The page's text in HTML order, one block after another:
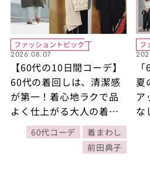
ファッショントピック
2026.08.07
【60代の10日間コーデ】
60代の着回しは、清潔感
が第一！着心地ラクで品
よく仕上がる大人の着こ
なし10選
60代コーデ
着まわし
前田典子
フ
夏
ア
な